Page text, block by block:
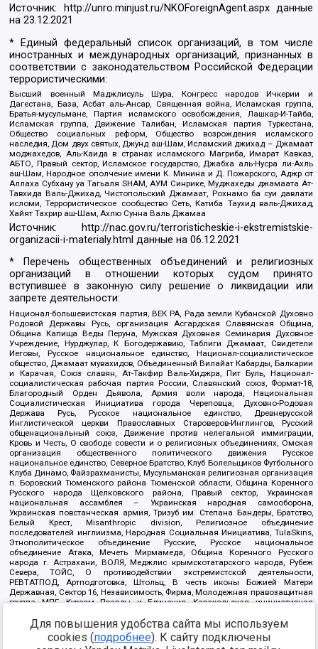
Источник: http://unro.minjust.ru/NKOForeignAgent.aspxданные
на23.12.2021
* Единый федеральный список организаций, в том числе
иностранных и международных организаций, признанных в
соответствии с законодательством Российской Федерации
террористическими:
Высший военный Маджлисуль Шура, Конгресс народов Ичкерии и
Дагестана, База, Асбат аль-Ансар, Священная война, Исламская группа,
Братья-мусульмане, Партия исламского освобождения, Лашкар-И-Тайба,
Исламская группа, Движение Талибан, Исламская партия Туркестана,
Общество социальных реформ, Общество возрождения исламского
наследия, Дом двух святых, Джунд аш-Шам, Исламский джихад – Джамаат
моджахедов, Аль-Каида в странах исламского Магриба, Имарат Кавказ,
АБТО, Правый сектор, Исламское государство, Джабха аль-Нусра ли-Ахль
аш-Шам, Народное ополчение имени К. Минина и Д. Пожарского, Аджр от
Аллаха Субхану уа Тагьаля SHAM, АУМ Синрике, Муджахеды джамаата Ат-
Тавхида Валь-Джихад, Чистопольский Джамаат, Рохнамо ба суи давлати
исломи, Террористическое сообщество Сеть, Катиба Таухид валь-Джихад,
Хайят Тахрир аш-Шам, Ахлю Сунна Валь Джамаа
Источник:
http://nac.gov.ru/terroristicheskie-i-ekstremistskie-
organizacii-i-materialy.html данные на06.12.2021
* Перечень общественных объединений и религиозных
организаций в отношении которых судом принято
вступившее в законную силу решение о ликвидации или
запрете деятельности:
Национал-большевистская партия, ВЕК РА, Рада земли Кубанской Духовно
Родовой Державы Русь, организация Асгардская Славянская Община,
Община Капища Веды Перуна, Мужская Духовная Семинария Духовное
Учреждение, Нурджулар, К Богодержавию, Таблиги Джамаат, Свидетели
Иеговы, Русское национальное единство, Национал-социалистическое
общество, Джамаат мувахидов, Объединенный Вилайат Кабарды, Балкарии
и Карачая, Союз славян, Ат-Такфир Валь-Хиджра, Пит Буль, Национал-
социалистическая рабочая партия России, Славянский союз, Формат-18,
Благородный Орден Дьявола, Армия воли народа, Национальная
Социалистическая Инициатива города Череповца, Духовно-Родовая
Держава Русь, Русское национальное единство, Древнерусской
Инглистической церкви Православных Староверов-Инглингов, Русский
общенациональный союз, Движение против нелегальной иммиграции,
Кровь и Честь, О свободе совести и о религиозных объединениях, Омская
организация общественного политического движения Русское
национальное единство, Северное Братство, Клуб Болельщиков Футбольного
Клуба Динамо, Файзрахманисты, Мусульманская религиозная организация
п. Боровский Тюменского района Тюменской области, Община Коренного
Русского народа Щелковского района, Правый сектор, Украинская
национальная ассамблея – Украинская народная самооборона,
Украинская повстанческая армия, Тризуб им. Степана Бандеры, Братство,
Белый Крест, Misanthropic division, Религиозное объединение
последователей инглиизма, Народная Социальная Инициатива, TulaSkins,
Этнополитическое объединение Русские, Русское национальное
объединение Атака, Мечеть Мирмамеда, Община Коренного Русского
народа г. Астрахани, ВОЛЯ, Меджлис крымскотатарского народа, Рубеж
Севера, ТОЙС, О противодействии экстремистской деятельности,
РЕВТАТПОД, Артподготовка, Штольц, В честь иконы Божией Матери
Державная, Сектор 16, Независимость, Фирма, Молодежная правозащитная
группа МПГ, Курсом Правды и Единения, Каракольская инициативная
Благотворительный пансионат Ак Умут, Русская республика Русь,
Арестантское уголовное единство, Башкорт, Нация и свобода, W.H.С., Фалунь
Дафа, Иртыш Ultras, Русский Патриотический клуб-Новокузнецк/РПК,
Для повышения удобства сайта мы используем
cookies (подробнее). К сайту подключены